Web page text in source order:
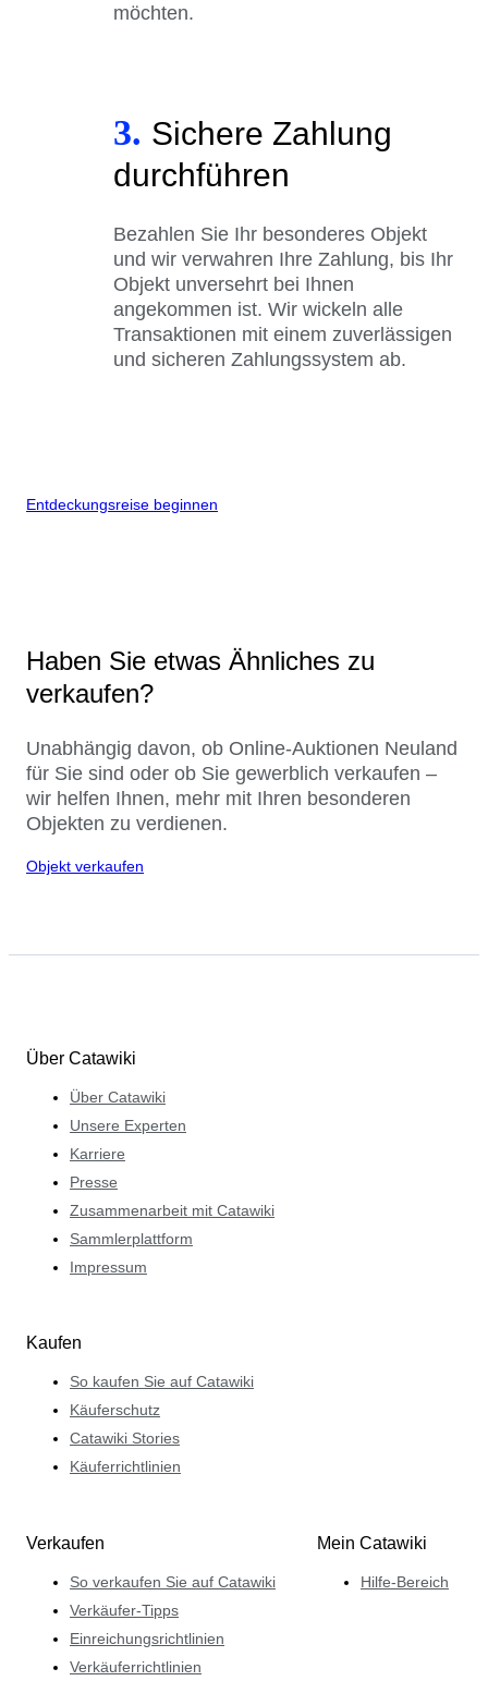
möchten.
3. Sichere Zahlung
durchführen
Bezahlen Sie Ihr besonderes Objekt
und wir verwahren Ihre Zahlung, bis Ihr
Objekt unversehrt bei Ihnen
angekommen ist. Wir wickeln alle
Transaktionen mit einem zuverlässigen
und sicheren Zahlungssystem ab.
Entdeckungsreise beginnen
Haben Sie etwas Ähnliches zu
verkaufen?
Unabhängig davon, ob Online-Auktionen Neuland
für Sie sind oder ob Sie gewerblich verkaufen –
wir helfen Ihnen, mehr mit Ihren besonderen
Objekten zu verdienen.
Objekt verkaufen
Über Catawiki
Über Catawiki
Unsere Experten
Karriere
Presse
Zusammenarbeit mit Catawiki
Sammlerplattform
Impressum
Kaufen
So kaufen Sie auf Catawiki
Käuferschutz
Catawiki Stories
Käuferrichtlinien
Verkaufen
So verkaufen Sie auf Catawiki
Verkäufer-Tipps
Einreichungsrichtlinien
Verkäuferrichtlinien
Mein Catawiki
Hilfe-Bereich